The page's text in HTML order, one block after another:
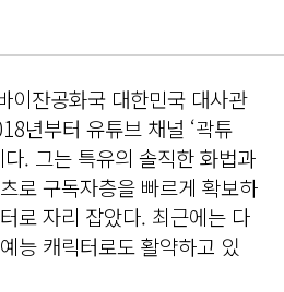
이잔공화국 대한민국 대사관
년부터 유튜브 채널 ‘곽튜
. 그는 특유의 솔직한 화법과
로 구독자층을 빠르게 확보하
로 자리 잡았다. 최근에는 다
능 캐릭터로도 활약하고 있